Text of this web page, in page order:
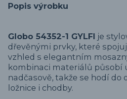
Popis výrobku
Globo 54352-1 GYLFI je
dřevěnými prvky, které
vzhled s elegantním
kombinaci materiálů působí
nadčasově, takže se hodí do
ložnice i chodby.